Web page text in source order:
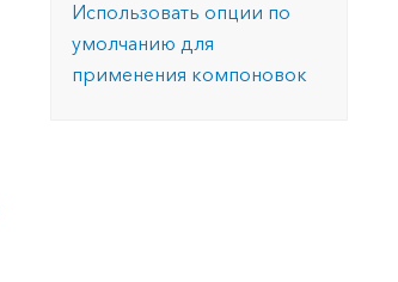
Использовать опции по
умолчанию для
применения компоновок